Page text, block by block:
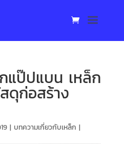
กแป๊ปแบน เหล็ก
ดุก่อสร้าง
| บทความเกี่ยวกับเหล็ก |